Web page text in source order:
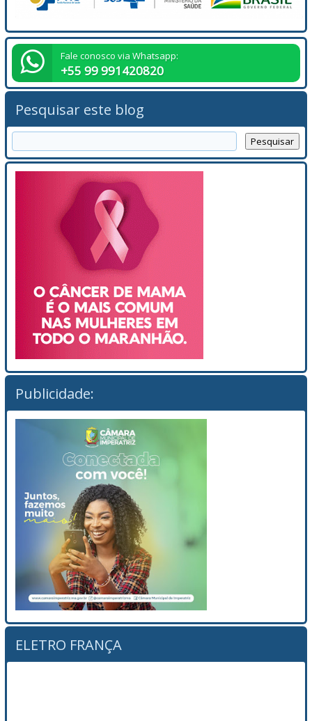
Fale conosco via Whatsapp:
+55 99 991420820
Pesquisar este blog
Publicidade:
ELETRO FRANÇA